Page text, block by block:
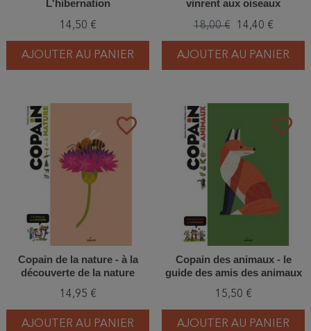
L'hibernation
14,50 €
AJOUTER AU PANIER
vinrent aux oiseaux
18,00 € 14,40 €
AJOUTER AU PANIER
favorite_border
Copain de la nature - à la
découverte de la nature
14,95 €
AJOUTER AU PANIER
favorite_border
Copain des animaux - le
guide des amis des animaux
15,50 €
AJOUTER AU PANIER